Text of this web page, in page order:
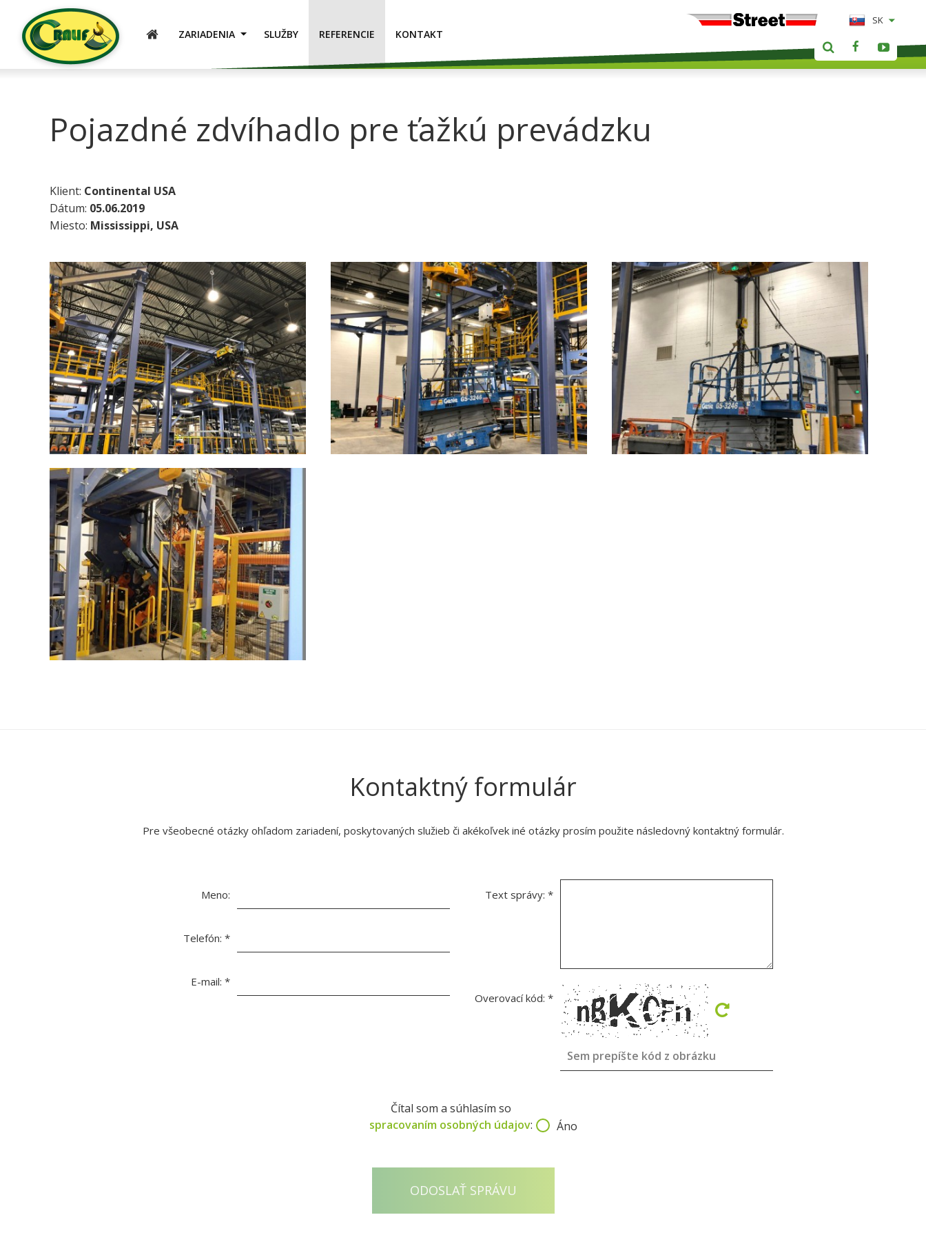
ÚVOD ZARIADENIA SLUŽBY REFERENCIE KONTAKT
SK
Pojazdné zdvíhadlo pre ťažkú prevádzku
Klient: Continental USA
Dátum: 05.06.2019
Miesto: Mississippi, USA
Kontaktný formulár
Pre všeobecné otázky ohľadom zariadení, poskytovaných služieb či akékoľvek iné otázky prosím použite následovný kontaktný formulár.
Meno:
Telefón: *
E-mail: *
Text správy:*
Overovací kód:*
Čítal som a súhlasím so
spracovaním osobných údajov: Áno